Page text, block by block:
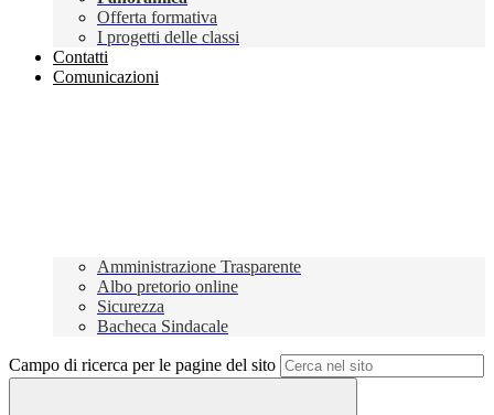
Offerta formativa
I progetti delle classi
Contatti
Comunicazioni
Amministrazione Trasparente
Albo pretorio online
Sicurezza
Bacheca Sindacale
Campo di ricerca per le pagine del sito